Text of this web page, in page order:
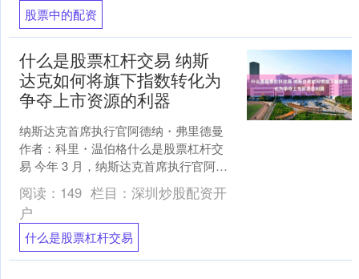
股票中的配资
什么是股票杠杆交易 纳斯
达克如何将旗下指数转化为
争夺上市资源的利器
纳斯达克首席执行官阿德纳・弗里德曼
作者：科里・温伯格什么是股票杠杆交
易 今年 3 月，纳斯达克首席执行官阿德
纳・弗里德曼在华盛顿经济俱乐部发表
演讲时，毫不避讳....
阅读： 149 栏目： 深圳炒股配资开
户
什么是股票杠杆交易